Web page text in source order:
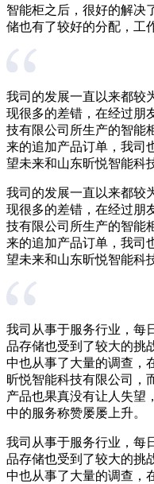
智能柜之后，很好的解决
储也有了较好的分配，工
我司的发展一直以来都较
现很多的差错，在经过朋
技有限公司所生产的智能
来的追加产品订单，我司
望未来和山东昕悦智能科
我司的发展一直以来都较
现很多的差错，在经过朋
技有限公司所生产的智能
来的追加产品订单，我司
望未来和山东昕悦智能科
我司从事于服务行业，每
品存储也受到了较大的挑
中也从事了大量的调查，
昕悦智能科技有限公司，
产品也果真没有让人失望
中的服务称赞屡屡上升。
我司从事于服务行业，每
品存储也受到了较大的挑
中也从事了大量的调查，